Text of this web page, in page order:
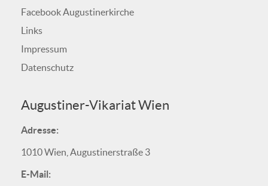
Facebook Augustinerkirche
Links
Impressum
Datenschutz
Augustiner-Vikariat Wien
Adresse:
1010 Wien, Augustinerstraße 3
E-Mail: